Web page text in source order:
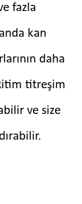
fazla
kan
daha
titreşim
ve size